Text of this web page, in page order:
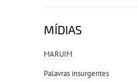
MÍDIAS
MARUIM
Palavras insurgentes